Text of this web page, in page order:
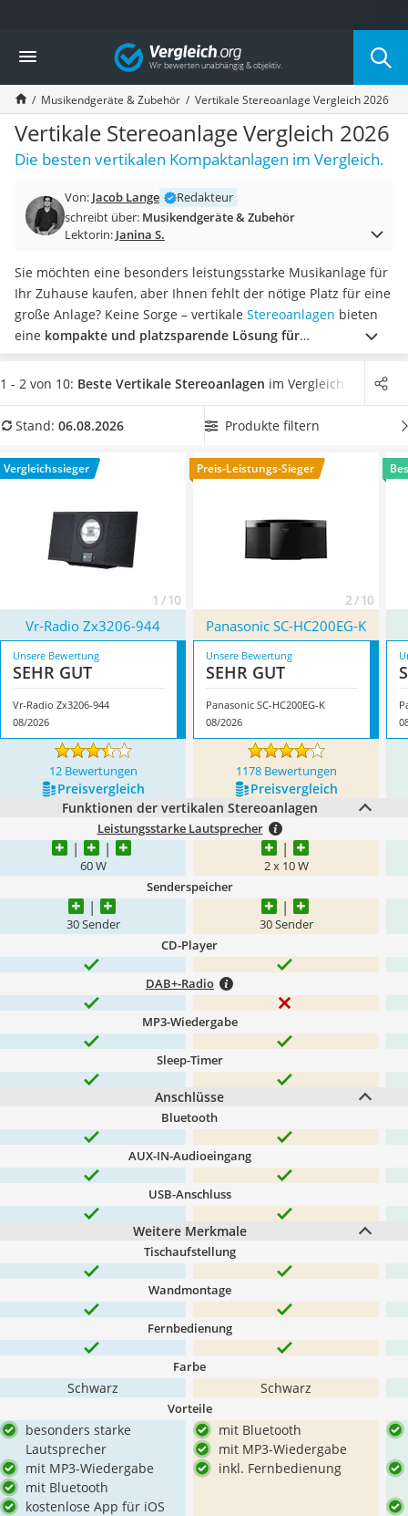
Die beliebtesten Vergleiche nach Kategorie
Elektronik
Powerstation
Monitor 32 Zoll 4K
Fernseher
Drucker
Desktop-PC
Diascanner
Laser-Multifunktionsdrucker
Powerstation mit Solarpanel
Gaming-PC
Soundbar
17-Zoll-Laptop
Satellitenschüssel
Gaming-Headset
Tablets unter 200 Euro
Lichtwecker
Acer Aspire
Vergleich
Musikendgeräte & Zubehör Vertikale Stereoanlage Vergleich 2026
Vertikale Stereoanlage Vergleich 2026
Die besten vertikalen Kompaktanlagen im Vergleich.
Von: Jacob Lange
Redakteur
schreibt über: Musikendgeräte & Zubehör
Lektorin: Janina S.
Sie möchten eine besonders leistungsstarke Musikanlage für
Ihr Zuhause kaufen, aber Ihnen fehlt der nötige Platz für eine
große Anlage? Keine Sorge – vertikale Stereoanlagen bieten
eine kompakte und platzsparende Lösung für
Musikliebhaber. Laut diverser Online-Tests bieten diese
Musikanlagen oft eine bessere Klangqualität durch die
unserer Produkttabelle
eine vertikale Stereoanlage mit
Klangerlebnis haben, sondern auch Energie sparen können.
Überzeugt hat uns hier im August 2026 besonders das
1 - 2 von 10: Beste Vertikale Stereoanlagen im Vergleich
Stand: 06.08.2026 Produkte filtern
Vergleichssieger
1 / 10
Preis-Leistungs-Sieger
2 / 10
Vr-Radio Zx3206-944 Panasonic SC-HC200EG-K
Unsere Bewertung
SEHR GUT
Vr-Radio Zx3206-944
08/2026
Unsere Bewertung
SEHR GUT
Panasonic SC-HC200EG-K
08/2026
12 Bewertungen 1178 Bewertungen
Preis­vergleich
Preis­vergleich
Funktionen der vertikalen Stereoanlagen
Leistungsstarke Lautsprecher
60 W 2 x 10 W
Senderspeicher
30 Sender 30 Sender
CD-Player
DAB+-Radio
MP3-Wiedergabe
Sleep-Timer
Anschlüsse
Bluetooth
AUX-IN-Audioeingang
USB-Anschluss
Weitere Merkmale
Tischaufstellung
Wandmontage
Fernbedienung
Farbe
Schwarz Schwarz
Vorteile
besonders starke
Lautsprecher
mit MP3-Wiedergabe
mit Bluetooth
kostenlose App für iOS
mit Bluetooth
mit MP3-Wiedergabe
inkl. Fernbedienung